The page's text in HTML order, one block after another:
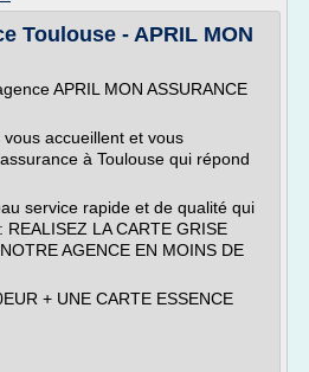
Toulouse - APRIL MON
APRIL MON ASSURANCE
accueillent et vous
à Toulouse qui répond
service rapide et de qualité qui
LA CARTE GRISE
AGENCE EN MOINS DE
+ UNE CARTE ESSENCE